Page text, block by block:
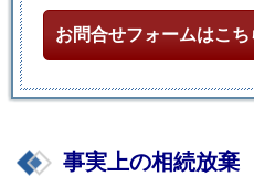
お問合せフォームはこち
事実上の相続放棄